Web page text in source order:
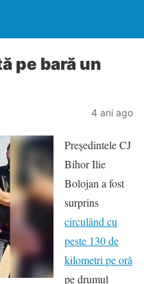
pe bară un
4 ani ago
Președintele CJ
Bihor Ilie
Bolojan a fost
surprins
circulând cu
peste 130 de
kilometri pe oră
pe drumul